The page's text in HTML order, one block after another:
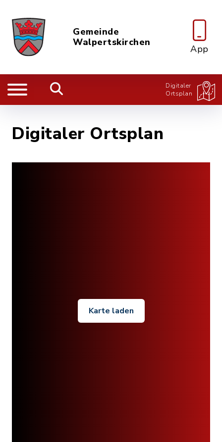
Gemeinde
Walpertskirchen
App
Digitaler
Ortsplan
Digitaler Ortsplan
Karte laden